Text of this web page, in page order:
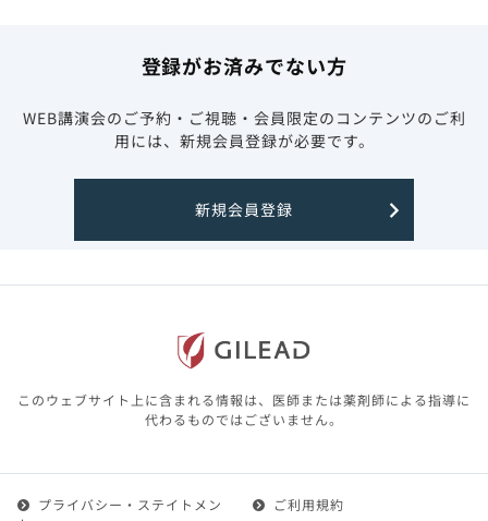
登録がお済みでない方
WEB講演会のご予約・ご視聴・会員限定のコンテンツのご利
用には、新規会員登録が必要です。
新規会員登録
このウェブサイト上に含まれる情報は、医師または薬剤師による指導に
代わるものではございません。
プライバシー・ステイトメン
ご利用規約